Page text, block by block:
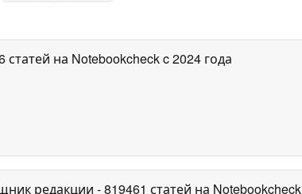
статей на Notebookcheckc 2024 года
редакции - 819461 статей на Notebookcheck